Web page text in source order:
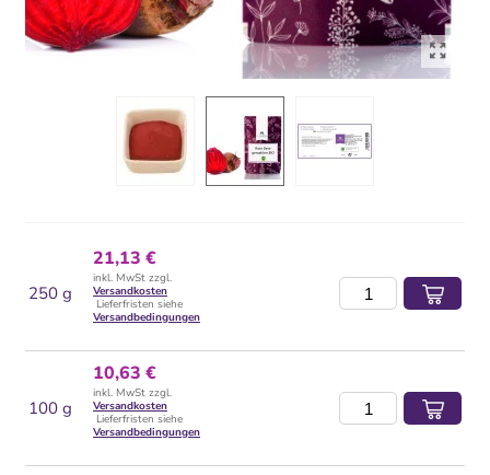
250 g
21,13 €
inkl. MwSt zzgl.
Versandkosten
Lieferfristen siehe
Versandbedingungen
100 g
10,63 €
inkl. MwSt zzgl.
Versandkosten
Lieferfristen siehe
Versandbedingungen